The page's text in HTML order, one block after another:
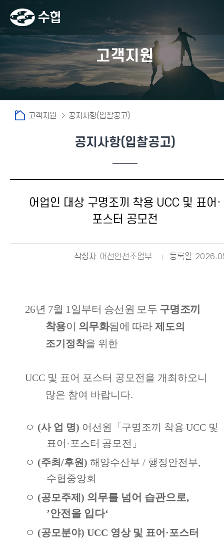
고객지원
고객지원 공지사항(입찰공고)
공지사항(입찰공고)
어업인 대상 구명조끼 착용 UCC 및 표어·
포스터 공모전
작성자 어선안전조업부 등록일
26년 7월 1일부터 승선원 모두 구명조끼
착용이 의무화됨에 따라 제도의
조기정착을 위한
UCC 및 표어 포스터 공모전을 개최하오니
많은 참여 바랍니다.
ㅇ (사 업 명) 어선원 「 구명조끼 착용UCC 및
표어 ·포스터 공모전 」
ㅇ (주최 /후원) 해양수산부 / 행정안전부,
수협중앙회
ㅇ (공모주제 ) 의무를 넘어 습관으로,
’안전을 입다‘
ㅇ (공모분야) UCC 영상 및 표어 ·포스터